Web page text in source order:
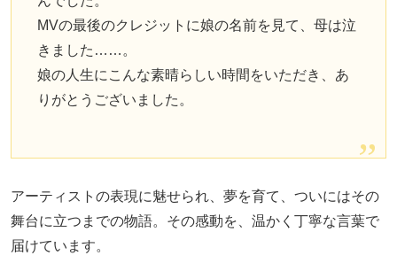
MVの最後のクレジットに娘の名前を見て、母は泣
きました……。
娘の人生にこんな素晴らしい時間をいただき、あ
りがとうございました。
アーティストの表現に魅せられ、夢を育て、ついにはその
舞台に立つまでの物語。その感動を、温かく丁寧な言葉で
届けています。